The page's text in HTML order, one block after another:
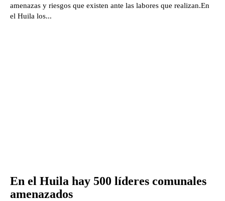
amenazas y riesgos que existen ante las labores que realizan.En
el Huila los...
En el Huila hay 500 líderes comunales
amenazados